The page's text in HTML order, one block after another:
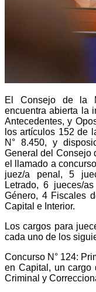
El Consejo de la
encuentra abierta la
Antecedentes, y
los artículos 152 de
N° 8.450, y
General del Consejo
el llamado a
juez/a penal, 5
Letrado, 6 jueces/
Género, 4 Fiscales
Capital e Interior.
Los cargos para
cada uno de los
Concurso N° 124:
en Capital, un cargo
Criminal y